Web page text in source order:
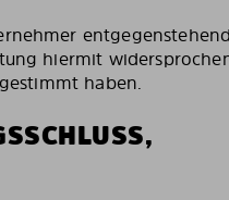
hiermit
haben.